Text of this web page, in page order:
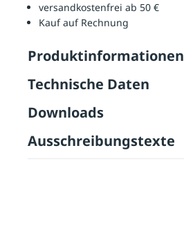
versandkostenfrei ab 50 €
Kauf auf Rechnung
Produktinformationen
Technische Daten
Downloads
Ausschreibungstexte